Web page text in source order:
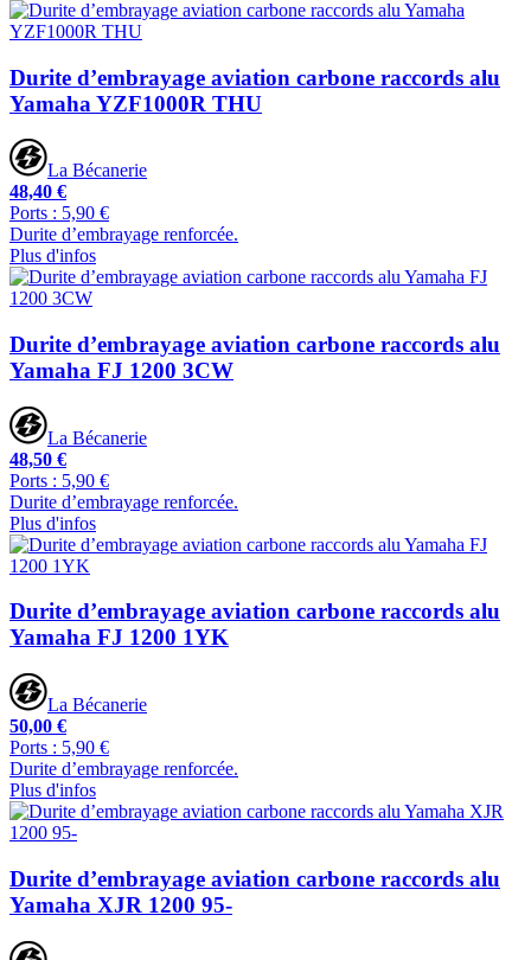
Durite d’embrayage aviation carbone raccords alu
Yamaha YZF1000R THU
La Bécanerie
48,40 €
Ports : 5,90 €
Durite d’embrayage renforcée.
Plus d'infos
Durite d’embrayage aviation carbone raccords alu
Yamaha FJ 1200 3CW
La Bécanerie
48,50 €
Ports : 5,90 €
Durite d’embrayage renforcée.
Plus d'infos
Durite d’embrayage aviation carbone raccords alu
Yamaha FJ 1200 1YK
La Bécanerie
50,00 €
Ports : 5,90 €
Durite d’embrayage renforcée.
Plus d'infos
Durite d’embrayage aviation carbone raccords alu
Yamaha XJR 1200 95-